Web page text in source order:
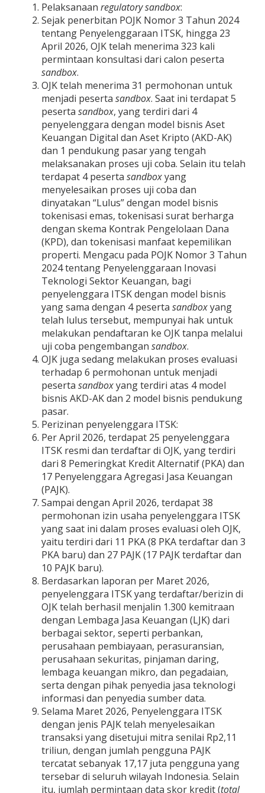
Pelaksanaan regulatory sandbox:
Sejak penerbitan POJK Nomor 3 Tahun 2024
tentang Penyelenggaraan ITSK, hingga 23
April 2026, OJK telah menerima 323 kali
permintaan konsultasi dari calon peserta
sandbox.
OJK telah menerima 31 permohonan untuk
menjadi peserta sandbox. Saat ini terdapat 5
peserta sandbox, yang terdiri dari 4
penyelenggara dengan model bisnis Aset
Keuangan Digital dan Aset Kripto (AKD-AK)
dan 1 pendukung pasar yang tengah
melaksanakan proses uji coba. Selain itu telah
terdapat 4 peserta sandboxyang
menyelesaikan proses uji coba dan
dinyatakan “Lulus” dengan model bisnis
tokenisasi emas, tokenisasi surat berharga
dengan skema Kontrak Pengelolaan Dana
(KPD), dan tokenisasi manfaat kepemilikan
properti. Mengacu pada POJK Nomor 3 Tahun
2024 tentang Penyelenggaraan Inovasi
Teknologi Sektor Keuangan, bagi
penyelenggara ITSK dengan model bisnis
yang sama dengan 4 peserta sandboxyang
telah lulus tersebut, mempunyai hak untuk
melakukan pendaftaran ke OJK tanpa melalui
uji coba pengembangan sandbox.
OJK juga sedang melakukan proses evaluasi
terhadap 6 permohonan untuk menjadi
peserta sandboxyang terdiri atas 4 model
bisnis AKD-AK dan 2 model bisnis pendukung
pasar.
Perizinan penyelenggara ITSK:
Per April 2026, terdapat 25 penyelenggara
ITSK resmi dan terdaftar di OJK, yang terdiri
dari 8 Pemeringkat Kredit Alternatif (PKA) dan
17 Penyelenggara Agregasi Jasa Keuangan
(PAJK).
Sampai dengan April 2026, terdapat 38
permohonan izin usaha penyelenggara ITSK
yang saat ini dalam proses evaluasi oleh OJK,
yaitu terdiri dari 11 PKA (8 PKA terdaftar dan 3
PKA baru) dan 27 PAJK (17 PAJK terdaftar dan
10 PAJK baru).
Berdasarkan laporan per Maret 2026,
penyelenggara ITSK yang terdaftar/berizin di
OJK telah berhasil menjalin 1.300 kemitraan
dengan Lembaga Jasa Keuangan (LJK) dari
berbagai sektor, seperti perbankan,
perusahaan pembiayaan, perasuransian,
perusahaan sekuritas, pinjaman daring,
lembaga keuangan mikro, dan pegadaian,
serta dengan pihak penyedia jasa teknologi
informasi dan penyedia sumber data.
Selama Maret 2026, Penyelenggara ITSK
dengan jenis PAJK telah menyelesaikan
transaksi yang disetujui mitra senilai Rp2,11
triliun, dengan jumlah pengguna PAJK
tercatat sebanyak 17,17 juta pengguna yang
tersebar di seluruh wilayah Indonesia. Selain
itu, jumlah permintaan data skor kredit (total